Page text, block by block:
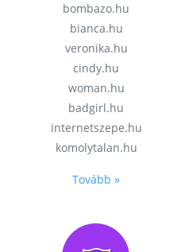
bombazo.hu
bianca.hu
veronika.hu
cindy.hu
woman.hu
badgirl.hu
internetszepe.hu
komolytalan.hu
Tovább »